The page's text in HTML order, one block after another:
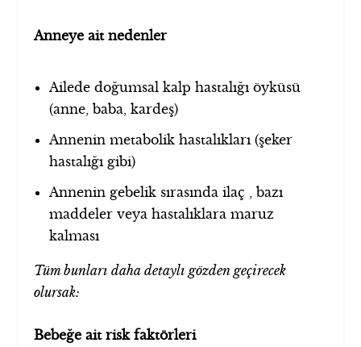
Anneye ait nedenler
Ailede doğumsal kalp hastalığı öyküsü
(anne, baba, kardeş)
Annenin metabolik hastalıkları (şeker
hastalığı gibi)
Annenin gebelik sırasında ilaç , bazı
maddeler veya hastalıklara maruz
kalması
Tüm bunları daha detaylı gözden geçirecek
olursak:
Bebeğe ait risk faktörleri